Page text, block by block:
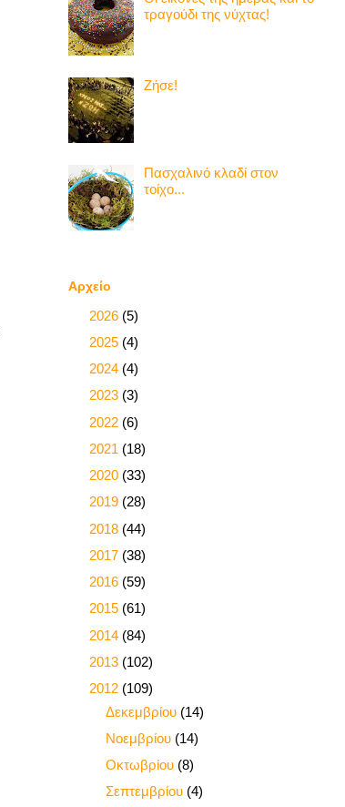
τραγούδι της νύχτας!
Ζήσε!
Πασχαλινό κλαδί στον
τοίχο...
Αρχείο
2026 (5)
2025 (4)
2024 (4)
2023 (3)
2022 (6)
2021 (18)
2020 (33)
2019 (28)
2018 (44)
2017 (38)
2016 (59)
2015 (61)
2014 (84)
2013 (102)
2012 (109)
Δεκεμβρίου (14)
Νοεμβρίου (14)
Οκτωβρίου (8)
Σεπτεμβρίου (4)